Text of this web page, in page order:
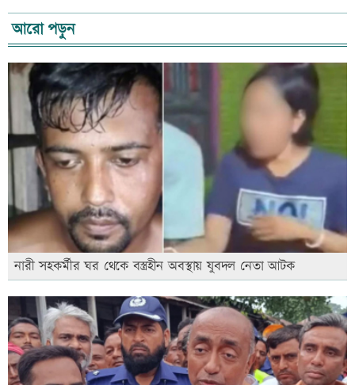
আরো পড়ুন
নারী সহকর্মীর ঘর থেকে বস্ত্রহীন অবস্থায় যুবদল নেতা আটক